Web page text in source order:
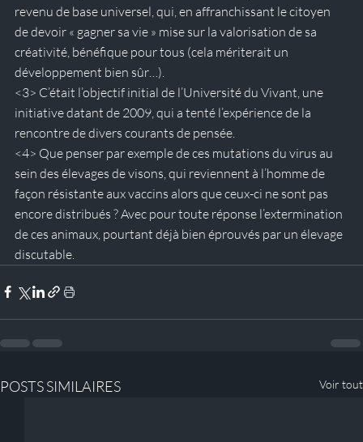
revenu de base universel, qui, en affranchissant le citoyen
de devoir « gagner sa vie » mise sur la valorisation de sa
créativité, bénéfique pour tous (cela mériterait un
développement bien sûr…).
<3> C’était l’objectif initial de l’Université du Vivant, une
initiative datant de 2009, qui a tenté l’expérience de la
rencontre de divers courants de pensée.
<4> Que penser par exemple de ces mutations du virus au
sein des élevages de visons, qui reviennent à l’homme de
façon résistante aux vaccins alors que ceux-ci ne sont pas
encore distribués ? Avec pour toute réponse l’extermination
de ces animaux, pourtant déjà bien éprouvés par un élevage
discutable.
POSTS SIMILAIRES Voir tout